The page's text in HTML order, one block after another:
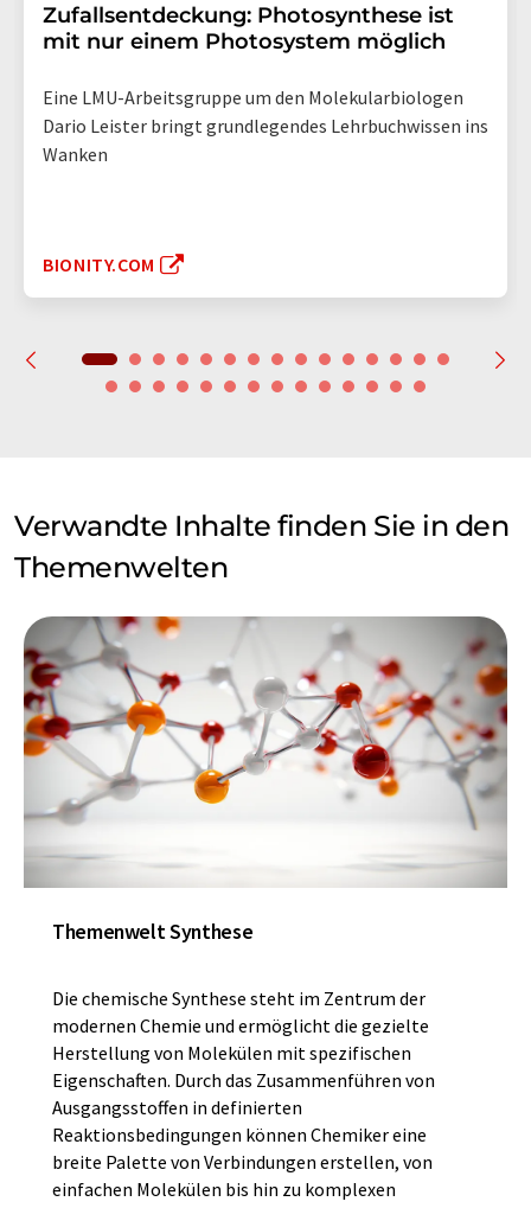
Zufallsentdeckung: Photosynthese ist
mit nur einem Photosystem möglich
Eine LMU-Arbeitsgruppe um den Molekularbiologen
Dario Leister bringt grundlegendes Lehrbuchwissen ins
Wanken
BIONITY.COM
Verwandte Inhalte finden Sie in den
Themenwelten
Themenwelt Synthese
Die chemische Synthese steht im Zentrum der
modernen Chemie und ermöglicht die gezielte
Herstellung von Molekülen mit spezifischen
Eigenschaften. Durch das Zusammenführen von
Ausgangsstoffen in definierten
Reaktionsbedingungen können Chemiker eine
breite Palette von Verbindungen erstellen, von
einfachen Molekülen bis hin zu komplexen